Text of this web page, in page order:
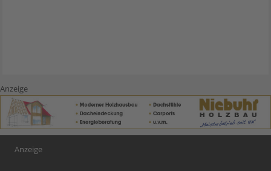
Anzeige
Anzeige